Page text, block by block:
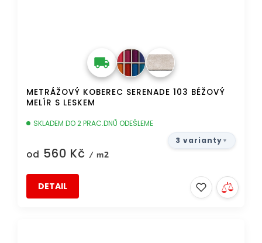
METRÁŽOVÝ KOBEREC SERENADE 103 BÉŽOVÝ
MELÍR S LESKEM
SKLADEM DO 2 PRAC.DNŮ ODEŠLEME
od 560 Kč / m2
DETAIL
3 varianty